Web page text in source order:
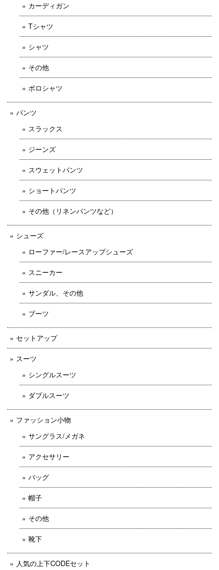
カーディガン
Tシャツ
シャツ
その他
ポロシャツ
パンツ
スラックス
ジーンズ
スウェットパンツ
ショートパンツ
その他（リネンパンツなど）
シューズ
ローファー/レースアップシューズ
スニーカー
サンダル、その他
ブーツ
セットアップ
スーツ
シングルスーツ
ダブルスーツ
ファッション小物
サングラス/メガネ
アクセサリー
バッグ
帽子
その他
靴下
人気の上下CODEセット